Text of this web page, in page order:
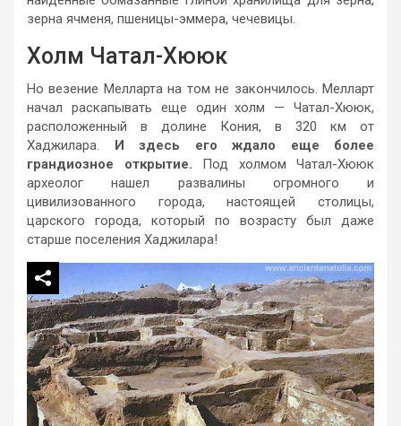
зерна ячменя, пшеницы-эммера, чечевицы.
Холм Чатал-Хююк
Но везение Мелларта на том не закончилось. Мелларт
начал раскапывать еще один холм — Чатал-Хююк,
расположенный в долине Кония, в 320 км от
Хаджилара. И здесь его ждало еще более
грандиозное открытие. Под холмом Чатал-Хююк
археолог нашел развалины огромного и
цивилизованного города, настоящей столицы,
царского города, который по возрасту был даже
старше поселения Хаджилара!